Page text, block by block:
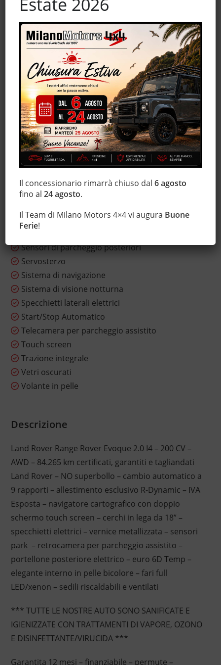
Fari LED
Fendinebbia
Frenata d'emergenza assistita
Freno di stazionamento elettrico
Hill holder
Immobilizzatore elettronico
Interni in pelle
Isofix
Leve al volante
Luci diurne
Luci diurne LED
Marmitta catalitica
Monitoraggio pressione pneumatici
MP3
Sensore di luce
Sensori di parcheggio posteriori
Servosterzo
Sistema di navigazione
Sistema di visione notturna
Specchietti laterali elettrici
Start/Stop Automatico
Telecamera per parcheggio assistito
Touch screen
Trazione integrale
Vetri oscurati
Volante in pelle
Descrizione
Land Rover Range Rover Evoque 2.0 I4 – 200 CV –
AWD – 84.265 km certificati, garantiti e tagliandati
Land Rover – NO superbollo – cambio automatico a
9 rapporti – allestimento esclusivo R-Dynamic – IVA
Esposta – navigatore cartografico con doppio
schermo touch screen – cerchi in lega da 18” –
specchietti elettrici – vernice metallizzata – sensori
park – retrocamera per parcheggio assistito –
portellone posteriore elettrico – euro 6D Temp –
elegante interno in pelle bicolore – fari full
LED/xenon – sedili riscaldabili e ventilati
*** TUTTE LE NOSTRE AUTO SONO SANIFICATE E
IGIENIZZATE CON TRATTAMENTI DI VAPORE, OZONO
E DISINFETTANTE/VIRUCIDA ***
Garantita 12 mesi – finanziabile – permute –
Il concessionario rimarrà chiuso dal6 agosto
fino al24 agosto.
Il Team di Milano Motors 4×4 vi augura Buone
Ferie!